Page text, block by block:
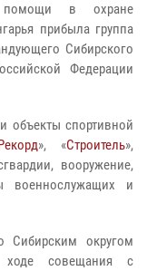
помощи в охране
прибыла группа
Сибирского
Федерации
объекты спортивной
Рекорд», «Строитель»,
вооружение,
военнослужащих и
Сибирским округом
ходе совещания с